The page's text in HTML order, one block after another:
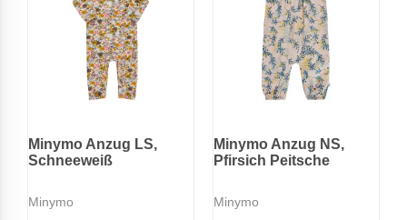
Minymo Anzug LS,
Schneeweiß
Minymo
Minymo Anzug NS,
Pfirsich Peitsche
Minymo